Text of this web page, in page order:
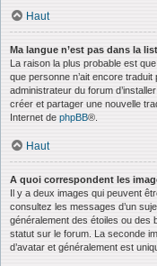
Haut
Ma langue n’est pas dans la
La raison la plus probable est
que personne n’ait encore
administrateur du forum
créer et partager une nouvelle
Internet de phpBB®.
Haut
A quoi correspondent les
Il y a deux images qui peuvent
consultez les messages d’un
généralement des étoiles ou des
statut sur le forum. La seconde
d’avatar et généralement est